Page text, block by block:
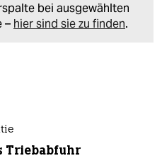
bei ausgewählten
– hier sind sie zu finden.
Triebabfuhr